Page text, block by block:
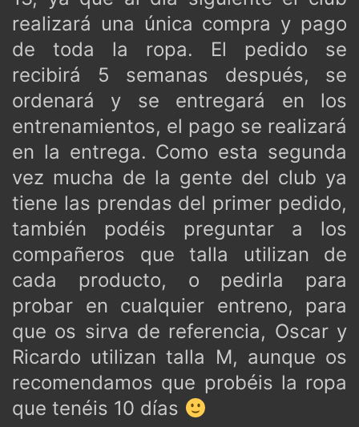
realizará una única compra y pago
de toda la ropa. El pedido se
recibirá 5 semanas después, se
ordenará y se entregará en los
entrenamientos, el pago se realizará
en la entrega. Como esta segunda
vez mucha de la gente del club ya
tiene las prendas del primer pedido,
también podéis preguntar a los
compañeros que talla utilizan de
cada producto, o pedirla para
probar en cualquier entreno, para
que os sirva de referencia, Oscar y
Ricardo utilizan talla M, aunque os
recomendamos que probéis la ropa
que tenéis 10 días